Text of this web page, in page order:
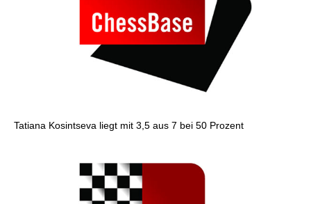
Tatiana Kosintseva liegt mit 3,5 aus 7 bei 50 Prozent